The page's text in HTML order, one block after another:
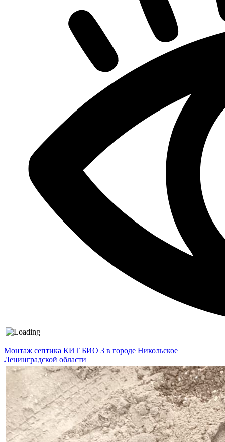
Монтаж септика КИТ БИО 3 в городе Никольское
Ленинградской области